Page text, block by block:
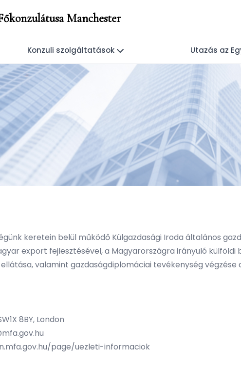
Manchester
Konzuli szolgáltatások Utazás az
keretein belül működő Külgazdasági Iroda általános
export fejlesztésével, a Magyarországra irányuló
valamint gazdaságdiplomáciai tevékenység végzése
8BY, London
page/uezleti-informaciok